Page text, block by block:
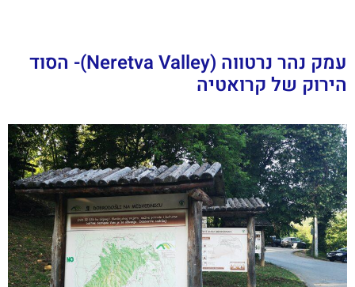
עמק נהר נרטווה (Neretva Valley)- הסוד
הירוק של קרואטיה